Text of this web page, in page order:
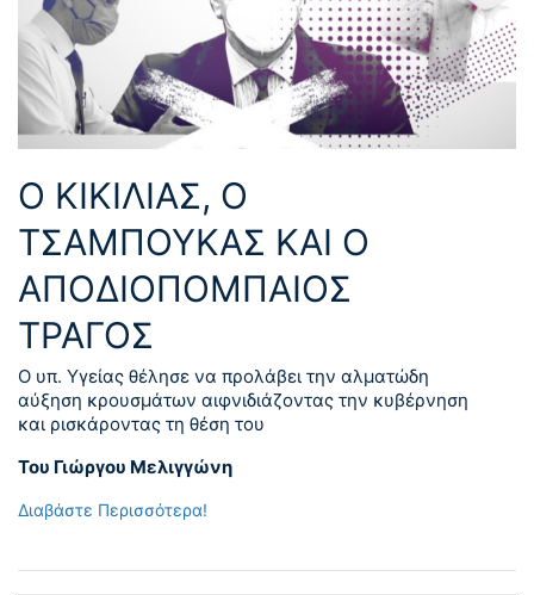
Ο ΚΙΚΙΛΙΑΣ, Ο
ΤΣΑΜΠΟΥΚΑΣ ΚΑΙ Ο
ΑΠΟΔΙΟΠΟΜΠΑΙΟΣ
ΤΡΑΓΟΣ
Ο υπ. Υγείας θέλησε να προλάβει την αλματώδη
αύξηση κρουσμάτων αιφνιδιάζοντας την κυβέρνηση
και ρισκάροντας τη θέση του
Του Γιώργου Μελιγγώνη
Διαβάστε Περισσότερα!